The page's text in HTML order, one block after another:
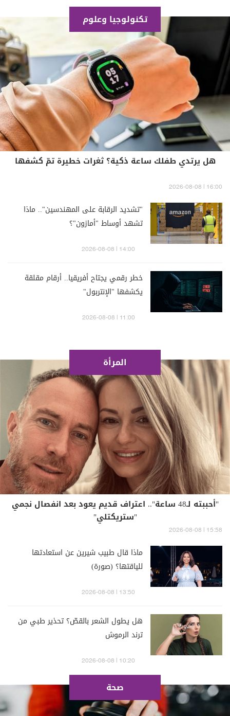
تكنولوجيا وعلوم
هل يرتدي طفلك ساعة ذكية؟ ثغرات خطيرة تمّ كشفها
16:00 | 2026-08-08
"تشديد الرقابة على المهندسين".. ماذا
تشهد أوساط "أمازون"؟
14:00 | 2026-08-08
خطر رقمي يجتاح أفريقيا.. أرقام مقلقة
يكشفها "الإنتربول"
11:00 | 2026-08-08
المرأة
"أحببته لـ48 ساعة".. اعتراف قديم يعود بعد انفصال نجمي
"ستريكتلي"
15:58 | 2026-08-08
ماذا قال طبيب شيرين عن استعادتها
للياقتها؟ (صورة)
13:50 | 2026-08-08
هل يطول الشعر بالقصّ؟ تحذير طبي من
ترند الرموش
10:20 | 2026-08-08
صحة